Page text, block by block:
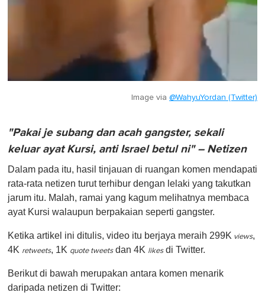
Image via @WahyuYordan (Twitter)
"Pakai je subang dan acah gangster, sekali
keluar ayat Kursi, anti Israel betul ni" – Netizen
Dalam pada itu, hasil tinjauan di ruangan komen mendapati
rata-rata netizen turut terhibur dengan lelaki yang takutkan
jarum itu. Malah, ramai yang kagum melihatnya membaca
ayat Kursi walaupun berpakaian seperti gangster.
Ketika artikel ini ditulis, video itu berjaya meraih 299K views,
4K retweets, 1K quote tweetsdan 4K likesdi Twitter.
Berikut di bawah merupakan antara komen menarik
daripada netizen di Twitter: